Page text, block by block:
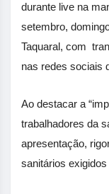
durante live na
setembro,
Taquaral, com
nas redes sociais
Ao destacar a
trabalhadores da
apresentação,
sanitários